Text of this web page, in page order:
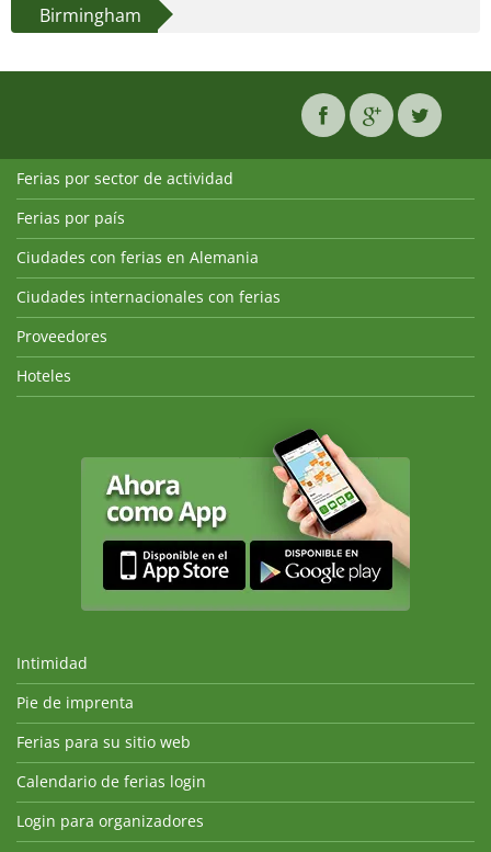
Birmingham
Ferias por sector de actividad
Ferias por país
Ciudades con ferias en Alemania
Ciudades internacionales con ferias
Proveedores
Hoteles
Intimidad
Pie de imprenta
Ferias para su sitio web
Calendario de ferias login
Login para organizadores